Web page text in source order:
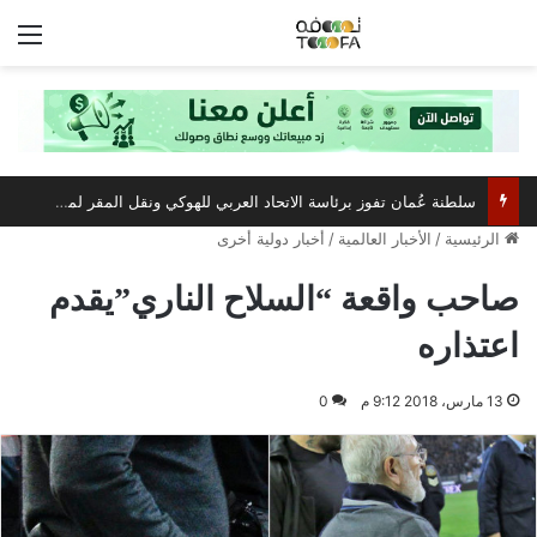
سلطنة عُمان تفوز برئاسة الاتحاد العربي للهوكي ونقل المقر لمسقط
الرئيسية / الأخبار العالمية / أخبار دولية أخرى
صاحب واقعة “السلاح الناري”يقدم
اعتذاره
13 مارس، 2018 9:12 م 0